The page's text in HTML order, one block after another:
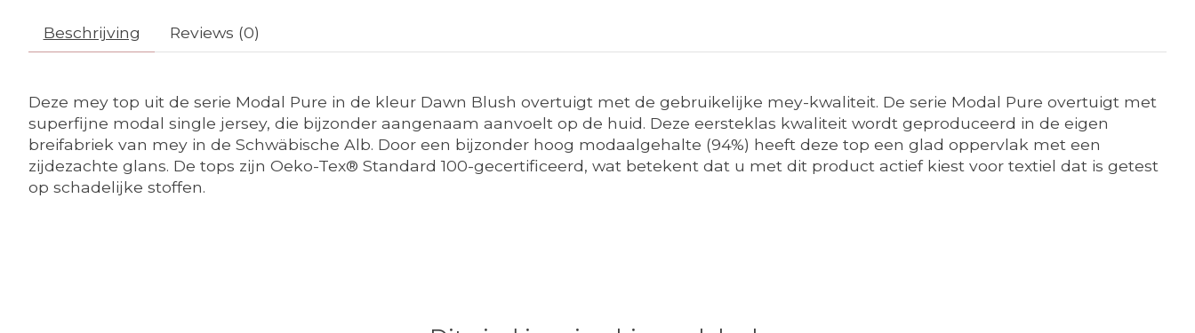
Beschrijving Reviews (0)
Deze mey top uit de serie Modal Pure in de kleur Dawn Blush overtuigt met de gebruikelijke mey-kwaliteit. De serie Modal Pure overtuigt met
superfijne modal single jersey, die bijzonder aangenaam aanvoelt op de huid. Deze eersteklas kwaliteit wordt geproduceerd in de eigen
breifabriek van mey in de Schwäbische Alb. Door een bijzonder hoog modaalgehalte (94%) heeft deze top een glad oppervlak met een
zijdezachte glans. De tops zijn Oeko-Tex® Standard 100-gecertificeerd, wat betekent dat u met dit product actief kiest voor textiel dat is getest
op schadelijke stoffen.